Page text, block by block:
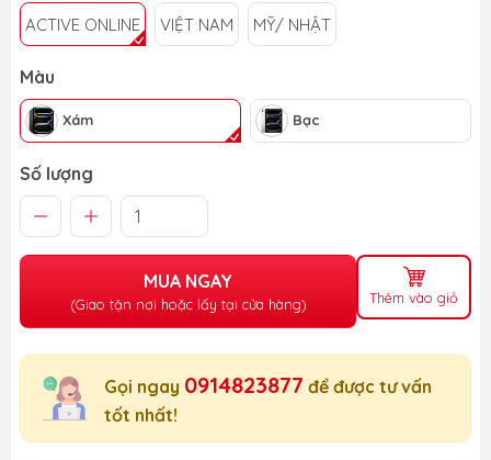
ACTIVE ONLINE VIỆT NAM MỸ/ NHẬT
Màu
Xám Bạc
Số lượng
MUA NGAY
(Giao tận nơi hoặc lấy tại cửa hàng) Thêm vào giỏ
Gọi ngay 0914823877 để được tư vấn
tốt nhất!